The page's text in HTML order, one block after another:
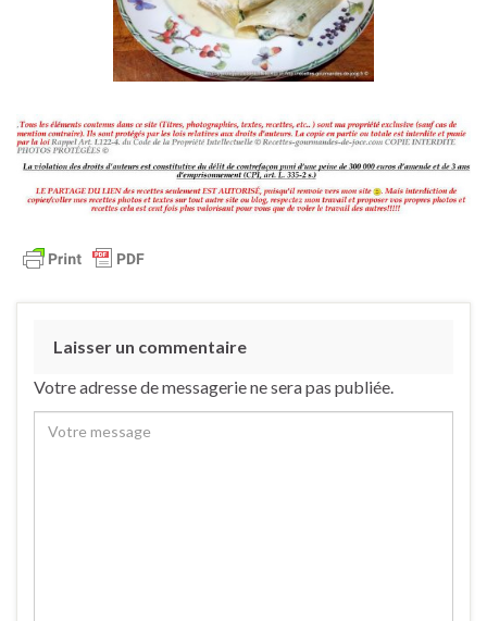
Laisser un commentaire
Votre adresse de messagerie ne sera pas publiée.